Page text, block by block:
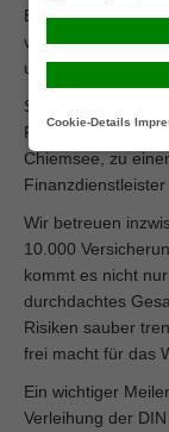
Bereich
verschaffen
und mehr Zeit für
Seit Gründung im
Finanzservice
Chiemsee, zu
Wir betreuen
10.000
kommt es nicht
durchdachtes
Risiken sauber
frei macht für das
Ein wichtiger
Verleihung der
Cookie-Details